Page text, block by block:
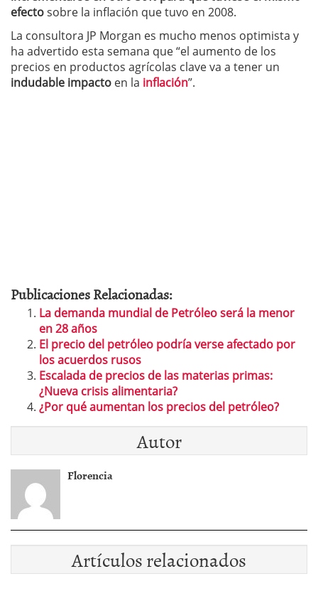
efectosobre la inflación que tuvo en 2008.
La consultora JP Morgan es mucho menos optimista y
ha advertido esta semana que “el aumento de los
precios en productos agrícolas clave va a tener un
indudable impacto en la inflación”.
Publicaciones Relacionadas:
La demanda mundial de Petróleo será la menor
en 28 años
El precio del petróleo podría verse afectado por
los acuerdos rusos
Escalada de precios de las materias primas:
¿Nueva crisis alimentaria?
¿Por qué aumentan los precios del petróleo?
Autor
Florencia
Artículos relacionados